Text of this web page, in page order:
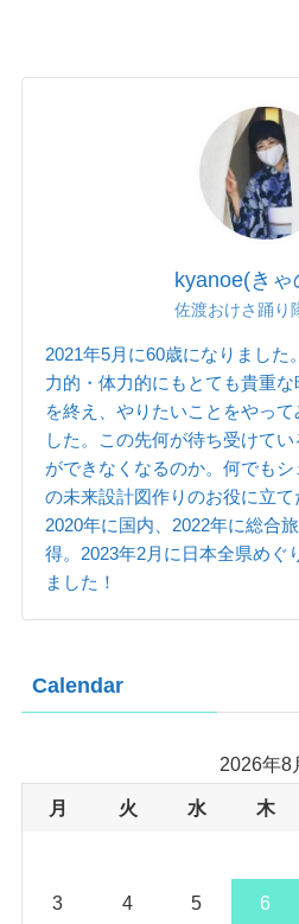
kyanoe(きゃ
佐渡おけさ踊
2021年5月に60歳になりました
力的・体力的にもとても貴重
を終え、やりたいことをやっ
した。この先何が待ち受けて
ができなくなるのか。何でも
の未来設計図作りのお役に立て
2020年に国内、2022年に総合
得。2023年2月に日本全県めぐ
ました！
Calendar
2026年8
月 火 水 木
3 4 5 6